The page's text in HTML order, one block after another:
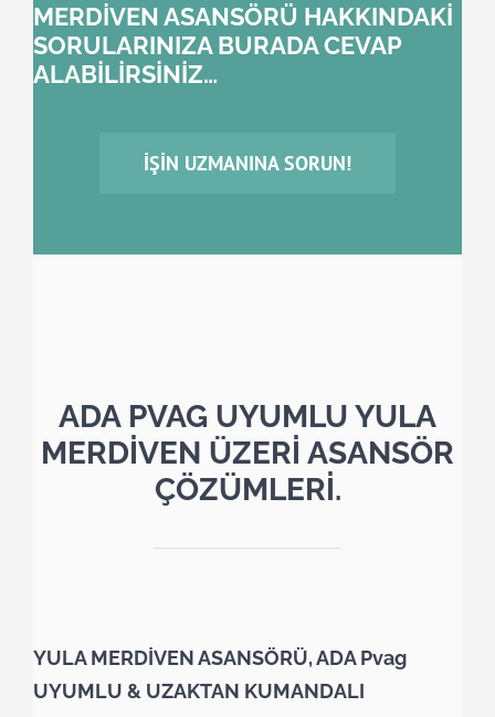
MERDİVEN ASANSÖRÜ HAKKINDAKİ
SORULARINIZA BURADA CEVAP
ALABİLİRSİNİZ…
İŞIN UZMANINA SORUN!
ADA PVAG UYUMLU YULA
MERDİVEN ÜZERİ ASANSÖR
ÇÖZÜMLERİ.
YULA MERDİVEN ASANSÖRÜ, ADA Pvag
UYUMLU & UZAKTAN KUMANDALI